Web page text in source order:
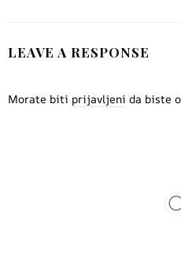
LEAVE A RESPONSE
Morate biti prijavljeni da biste